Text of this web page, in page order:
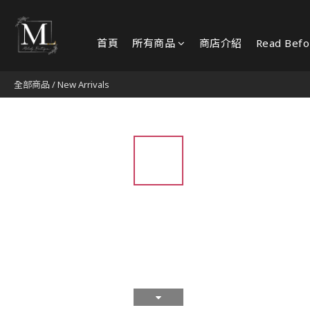
首頁 所有商品 商店介紹 Read
全部商品/New Arrivals